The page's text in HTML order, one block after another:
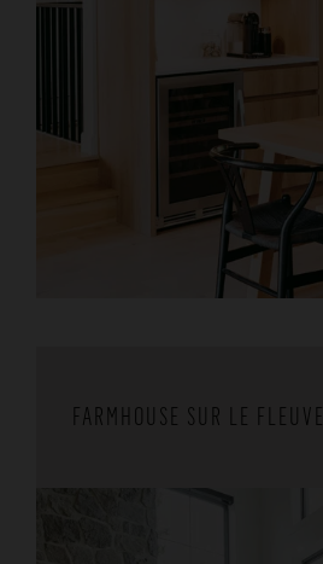
FARMHOUSE SUR LE FLEUVE